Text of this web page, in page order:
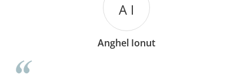
A I
Anghel Ionut